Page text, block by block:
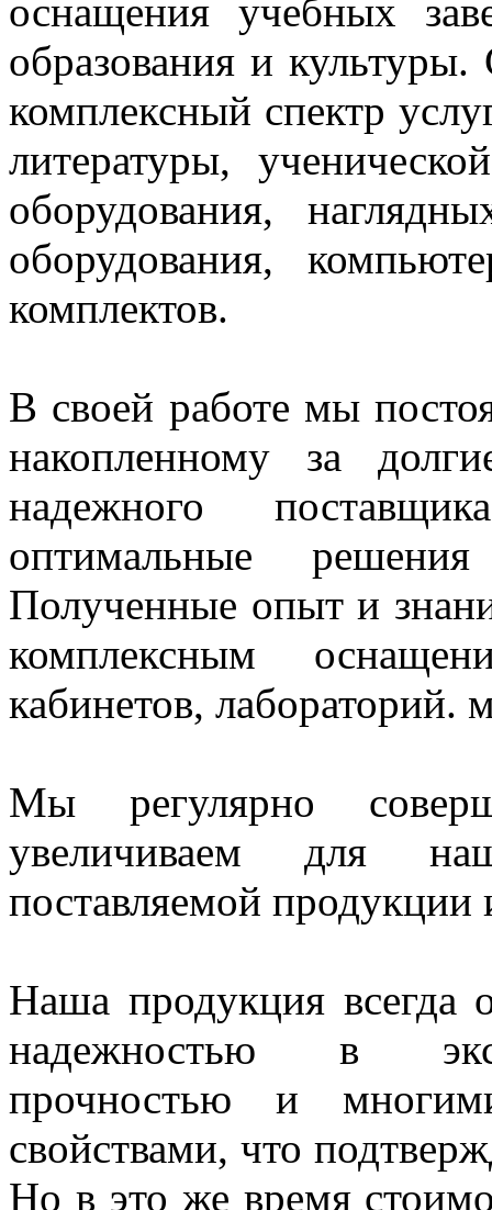
оснащения учебных
образования и
комплексный спектр
литературы,
оборудования,
оборудования,
комплектов.
В своей работе мы
накопленному за
надежного
оптимальные
Полученные опыт и
комплексным
кабинетов, лабораторий.
Мы регулярно
увеличиваем для
поставляемой продукции
Наша продукция всегда
надежностью в
прочностью и
свойствами, что
Но в это же время